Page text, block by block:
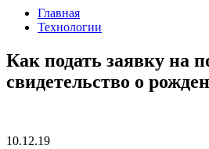
Главная
Технологии
Как подать заявку на
свидетельство о
10.12.19